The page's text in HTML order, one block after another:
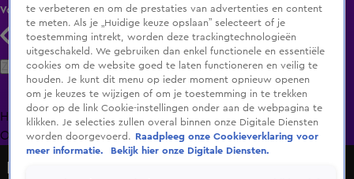
Volg KIJK
Zoeken
HomeUitzending Gemist Programma's De Bondgenoten
OranjezomerLivestreamsShop
te verbeteren en om de prestaties van advertenties en content
te meten. Als je „Huidige keuze opslaan” selecteert of je
toestemming intrekt, worden deze trackingtechnologieën
uitgeschakeld. We gebruiken dan enkel functionele en essentiële
cookies om de website goed te laten functioneren en veilig te
houden. Je kunt dit menu op ieder moment opnieuw openen
om je keuzes te wijzigen of om je toestemming in te trekken
door op de link Cookie-instellingen onder aan de webpagina te
klikken. Je selecties zullen overal binnen onze Digitale Diensten
worden doorgevoerd.
Raadpleeg onze Cookieverklaring voor
meer informatie.
Bekijk hier onze Digitale Diensten.